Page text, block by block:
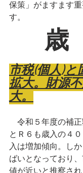
保策」がますます
す。
歳
市税(個人)
拡大。財源
大。
令和５年度の補
とＲ６も歳入の４
入は増加傾向。し
ばいとなっており